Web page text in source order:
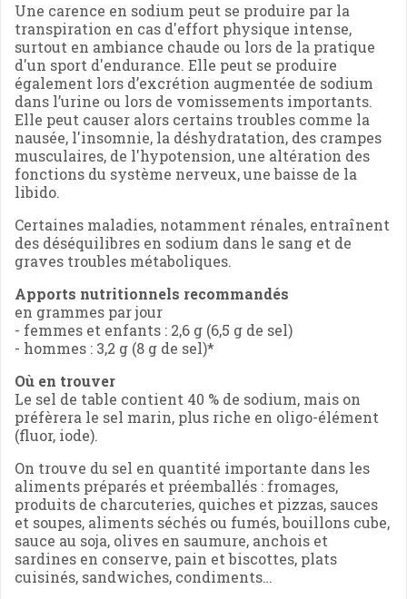
Une carence en sodium peut se produire par la
transpiration en cas d'effort physique intense,
surtout en ambiance chaude ou lors de la pratique
d'un sport d'endurance. Elle peut se produire
également lors d’excrétion augmentée de sodium
dans l’urine ou lors de vomissements importants.
Elle peut causer alors certains troubles comme la
nausée, l'insomnie, la déshydratation, des crampes
musculaires, de l'hypotension, une altération des
fonctions du système nerveux, une baisse de la
libido.
Certaines maladies, notamment rénales, entraînent
des déséquilibres en sodium dans le sang et de
graves troubles métaboliques.
Apports nutritionnels recommandés
en grammes par jour
- femmes et enfants : 2,6 g (6,5 g de sel)
- hommes : 3,2 g (8 g de sel)*
Où en trouver
Le sel de table contient 40 % de sodium, mais on
préfèrera le sel marin, plus riche en oligo-élément
(fluor, iode).
On trouve du sel en quantité importante dans les
aliments préparés et préemballés : fromages,
produits de charcuteries, quiches et pizzas, sauces
et soupes, aliments séchés ou fumés, bouillons cube,
sauce au soja, olives en saumure, anchois et
sardines en conserve, pain et biscottes, plats
cuisinés, sandwiches, condiments…